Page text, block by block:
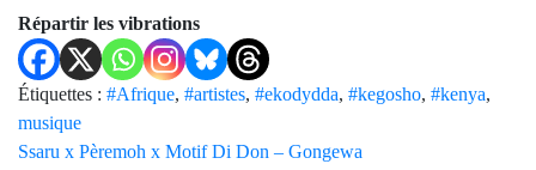
Répartir les vibrations
Étiquettes : #Afrique, #artistes, #ekodydda, #kegosho, #kenya,
musique
Navigation
Ssaru x Pèremoh x Motif Di Don – Gongewa